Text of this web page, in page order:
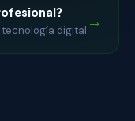
tecnología digital →